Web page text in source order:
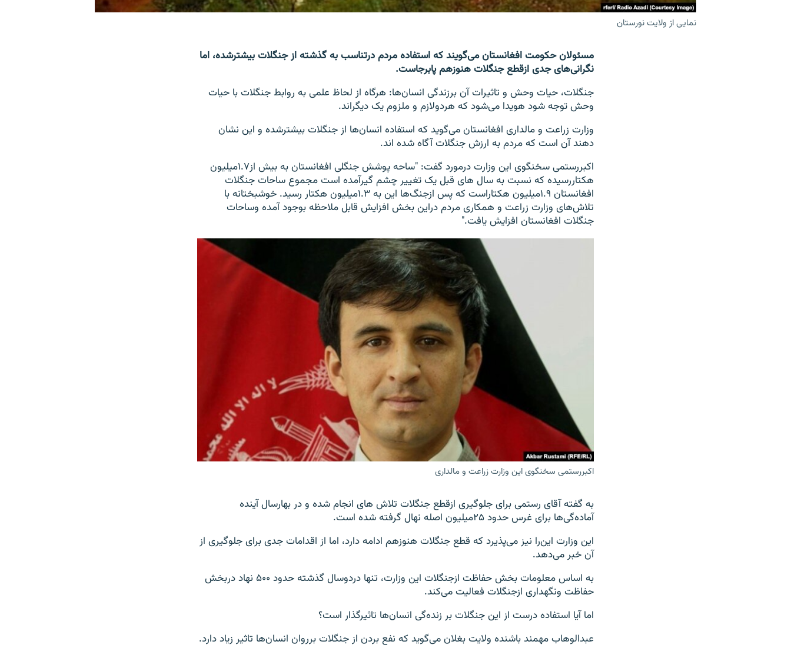
نمایی از ولایت نورستان
مسئولان حکومت افغانستان می‌گویند که استفاده مردم درتناسب به گذشته از جنگلات بیشترشده، اما
نگرانی‌های جدی ازقطع جنگلات هنوزهم پابرجاست.
جنگلات، حیات وحش و تاثیرات آن برزندگی انسان‌ها: هرگاه از لحاظ علمی به روابط جنگلات با حیات
وحش توجه شود هویدا می‌شود که هردولازم و ملزوم یک دیگراند.
وزارت زراعت و مالداری افغانستان می‌گوید که استفاده انسان‌ها از جنگلات بیشترشده و این نشان
دهند آن است که مردم به ارزش جنگلات آگاه شده اند.
اکبررستمی سخنگوی این وزارت درمورد گفت: "ساحه پوشش جنگلی افغانستان به بیش از۱.۷میلیون
هکتاررسیده که نسبت به سال های قبل یک تغییر چشم گیرآمده است مجموع ساحات جنگلات
افغانستان ۱.۹میلیون هکتاراست که پس ازجنگ‌ها این به ۱.۳میلیون هکتار رسید. خوشبختانه با
تلاش‌های وزارت زراعت و همکاری مردم دراین بخش افزایش قابل ملاحظه بوجود آمده وساحات
جنگلات افغانستان افزایش یافت."
اکبررستمی سخنگوی این وزارت زراعت و مالداری
به گفته آقای رستمی برای جلوگیری ازقطع جنگلات تلاش های انجام شده و در بهارسال آینده
آماده‌گی‌ها برای غرس حدود ۲۵میلیون اصله نهال گرفته شده است.
این وزارت این‌را نیز می‌پذیرد که قطع جنگلات هنوزهم ادامه دارد، اما از اقدامات جدی برای جلوگیری از
آن خبر می‌دهد.
به اساس معلومات بخش حفاظت ازجنگلات این وزارت، تنها دردوسال گذشته حدود ۵۰۰ نهاد دربخش
حفاظت ونگهداری ازجنگلات فعالیت می‌کند.
اما آیا استفاده درست از این جنگلات بر زنده‌گی انسان‌ها تاثیرگذار است؟
عبدالوهاب مهمند باشنده ولایت بغلان می‌گوید که نفع بردن از جنگلات برروان انسان‌ها تاثیر زیاد دارد.